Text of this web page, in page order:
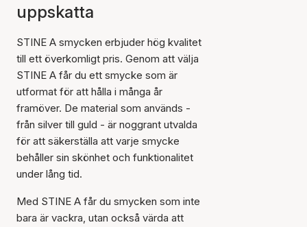
uppskatta
STINE A smycken erbjuder hög kvalitet
till ett överkomligt pris. Genom att välja
STINE A får du ett smycke som är
utformat för att hålla i många år
framöver. De material som används -
från silver till guld - är noggrant utvalda
för att säkerställa att varje smycke
behåller sin skönhet och funktionalitet
under lång tid.
Med STINE A får du smycken som inte
bara är vackra, utan också värda att